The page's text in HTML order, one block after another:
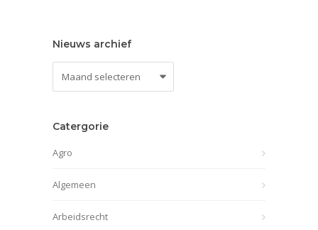
Nieuws archief
Catergorie
Agro
Algemeen
Arbeidsrecht